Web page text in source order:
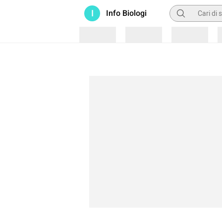
I Info Biologi Pencarian